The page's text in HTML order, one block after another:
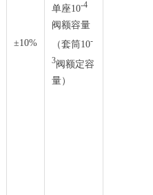
±10%
单座10-4
阀额容量
（套筒10-
3阀额定容
量）